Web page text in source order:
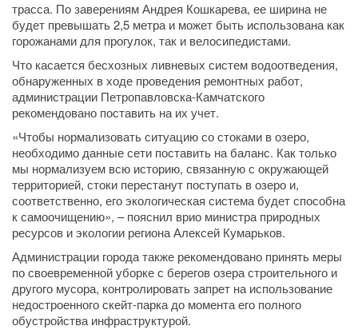
трасса. По заверениям Андрея Кошкарева, ее ширина не
будет превышать 2,5 метра и может быть использована как
горожанами для прогулок, так и велосипедистами.
Что касается бесхозных ливневых систем водоотведения,
обнаруженных в ходе проведения ремонтных работ,
администрации Петропавловска-Камчатского
рекомендовано поставить на их учет.
«Чтобы нормализовать ситуацию со стоками в озеро,
необходимо данные сети поставить на баланс. Как только
мы нормализуем всю историю, связанную с окружающей
территорией, стоки перестанут поступать в озеро и,
соответственно, его экологическая система будет способна
к самоочищению», – пояснил врио министра природных
ресурсов и экологии региона Алексей Кумарьков.
Администрации города также рекомендовано принять меры
по своевременной уборке с берегов озера строительного и
другого мусора, контролировать запрет на использование
недостроенного скейт-парка до момента его полного
обустройства инфраструктурой.